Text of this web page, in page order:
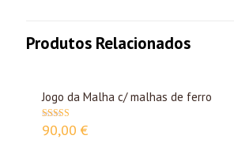
Produtos Relacionados
Jogo da Malha c/ malhas de ferro
Avaliação
5.00
90,00 €